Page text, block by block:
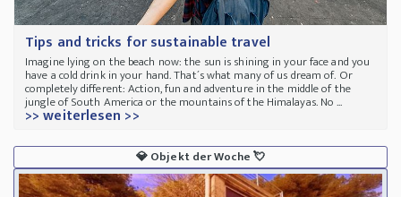
Tips and tricks for sustainable travel
Imagine lying on the beach now: the sun is shining in your face and you
have a cold drink in your hand. That´s what many of us dream of. Or
completely different: Action, fun and adventure in the middle of the
jungle of South America or the mountains of the Himalayas. No ...
>> weiterlesen >>
💎Objekt der Woche💘